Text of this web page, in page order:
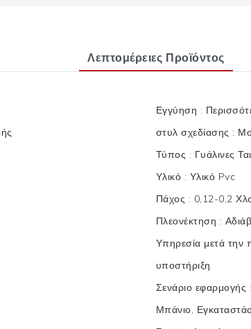
Λεπτομέρειες Προϊόντος
Εγγύηση :
στυλ σχεδίασης :
Τύπος : Γυάλινες
Υλικό : Υλικό Pvc
Πάχος : 0,12-0,2
Πλεονέκτηση :
Υπηρεσία μετά την
υποστήριξη
Σενάριο εφαρμογής :
Μπάνιο,